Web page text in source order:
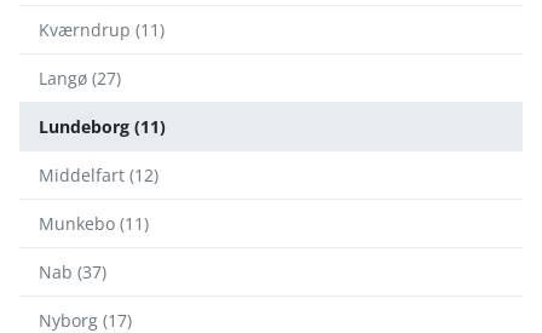
Kværndrup (11)
Langø (27)
Lundeborg (11)
Middelfart (12)
Munkebo (11)
Nab (37)
Nyborg (17)